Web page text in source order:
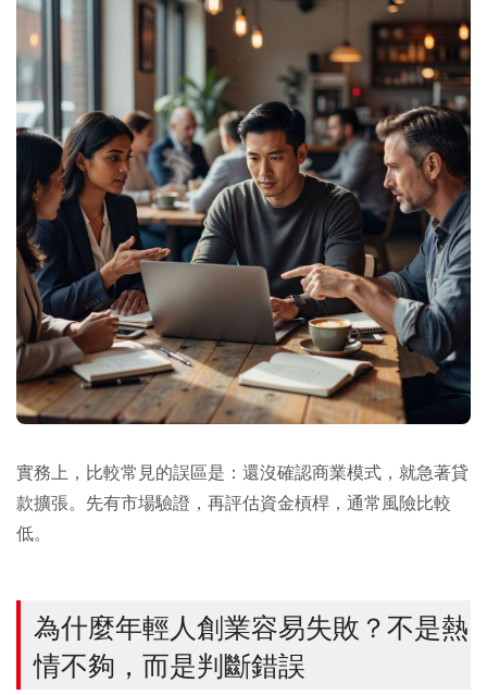
實務上，比較常見的誤區是：還沒確認商業模式，就急著貸
款擴張。先有市場驗證，再評估資金槓桿，通常風險比較
低。
為什麼年輕人創業容易失敗？不是熱
情不夠，而是判斷錯誤